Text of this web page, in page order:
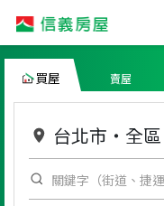
買屋 賣屋
台北市 ・ 全區